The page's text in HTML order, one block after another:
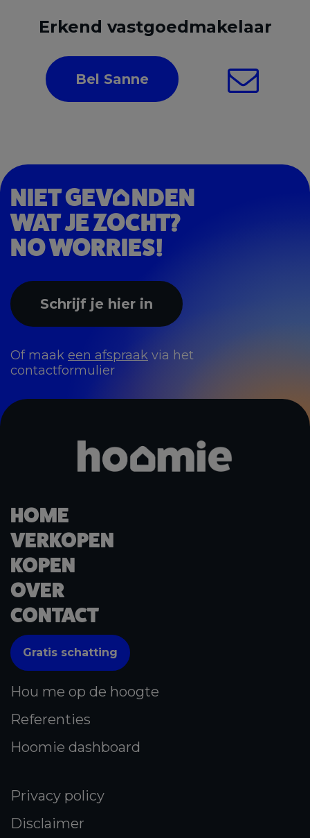
Erkend vastgoedmakelaar
Bel Sanne
NIET GEV
NDEN
WAT JE ZOCHT?
NO WORRIES!
Of maak een afspraak via het
contactformulier
Schrijf je hier in
HOME
VERKOPEN
KOPEN
OVER
CONTACT
Gratis schatting
Hou me op de hoogte
Referenties
Hoomie dashboard
Privacy policy
Disclaimer